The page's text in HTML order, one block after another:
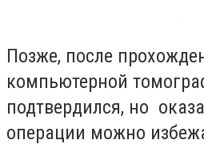
Позже, после
компьютерной
подтвердился, но
операции можно